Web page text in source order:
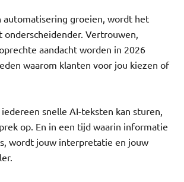
automatisering groeien, wordt het
onderscheidender. Vertrouwen,
aandacht worden in 2026
waarom klanten voor jou kiezen of
snelle AI-teksten kan sturen,
op. En in een tijd waarin informatie
wordt jouw interpretatie en jouw